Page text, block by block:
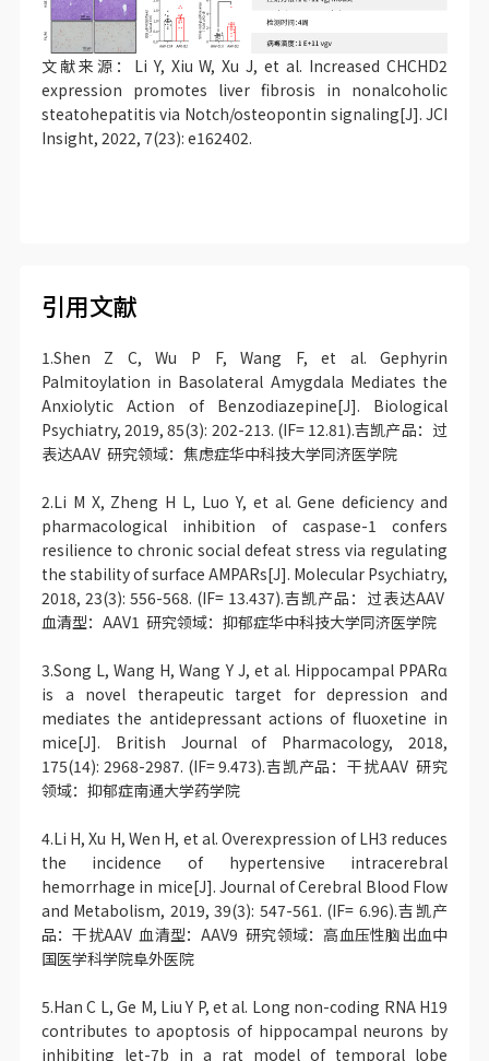
文献来源：Li Y, Xiu W, Xu J, et al. Increased CHCHD2
expression promotes liver fibrosis in nonalcoholic
steatohepatitis via Notch/osteopontin signaling[J]. JCI
Insight, 2022, 7(23): e162402.
引用文献
1.Shen Z C, Wu P F, Wang F, et al. Gephyrin
Palmitoylation in Basolateral Amygdala Mediates the
Anxiolytic Action of Benzodiazepine[J]. Biological
Psychiatry, 2019, 85(3): 202-213. (IF= 12.81).吉凯产品：过
表达AAV 研究领域：焦虑症华中科技大学同济医学院
2.Li M X, Zheng H L, Luo Y, et al. Gene deficiency and
pharmacological inhibition of caspase-1 confers
resilience to chronic social defeat stress via regulating
the stability of surface AMPARs[J]. Molecular Psychiatry,
2018, 23(3): 556-568. (IF= 13.437).吉凯产品：过表达AAV
血清型：AAV1 研究领域：抑郁症华中科技大学同济医学院
3.Song L, Wang H, Wang Y J, et al. Hippocampal PPARα
is a novel therapeutic target for depression and
mediates the antidepressant actions of fluoxetine in
mice[J]. British Journal of Pharmacology, 2018,
175(14): 2968-2987. (IF= 9.473).吉凯产品：干扰AAV 研究
领域：抑郁症南通大学药学院
4.Li H, Xu H, Wen H, et al. Overexpression of LH3 reduces
the incidence of hypertensive intracerebral
hemorrhage in mice[J]. Journal of Cerebral Blood Flow
and Metabolism, 2019, 39(3): 547-561. (IF= 6.96).吉凯产
品：干扰AAV 血清型：AAV9 研究领域：高血压性脑出血中
国医学科学院阜外医院
5.Han C L, Ge M, Liu Y P, et al. Long non-coding RNA H19
contributes to apoptosis of hippocampal neurons by
inhibiting let-7b in a rat model of temporal lobe